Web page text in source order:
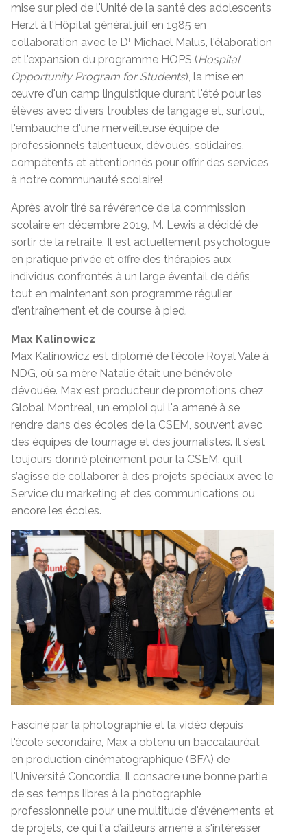
mise sur pied de l'Unité de la santé des adolescents
Herzl à l'Hôpital général juif en 1985 en
collaboration avec le DrMichael Malus, l'élaboration
et l'expansion du programme HOPS (Hospital
Opportunity Program for Students), la mise en
œuvre d'un camp linguistique durant l'été pour les
élèves avec divers troubles de langage et, surtout,
l'embauche d'une merveilleuse équipe de
professionnels talentueux, dévoués, solidaires,
compétents et attentionnés pour offrir des services
à notre communauté scolaire!
Après avoir tiré sa révérence de la commission
scolaire en décembre 2019, M. Lewis a décidé de
sortir de la retraite. Il est actuellement psychologue
en pratique privée et offre des thérapies aux
individus confrontés à un large éventail de défis,
tout en maintenant son programme régulier
d’entraînement et de course à pied.
Max Kalinowicz
Max Kalinowicz est diplômé de l'école Royal Vale à
NDG, où sa mère Natalie était une bénévole
dévouée. Max est producteur de promotions chez
Global Montreal, un emploi qui l'a amené à se
rendre dans des écoles de la CSEM, souvent avec
des équipes de tournage et des journalistes. Il s’est
toujours donné pleinement pour la CSEM, qu’il
s’agisse de collaborer à des projets spéciaux avec le
Service du marketing et des communications ou
encore les écoles.
Fasciné par la photographie et la vidéo depuis
l'école secondaire, Max a obtenu un baccalauréat
en production cinématographique (BFA) de
l'Université Concordia. Il consacre une bonne partie
de ses temps libres à la photographie
professionnelle pour une multitude d'événements et
de projets, ce qui l'a d’ailleurs amené à s'intéresser